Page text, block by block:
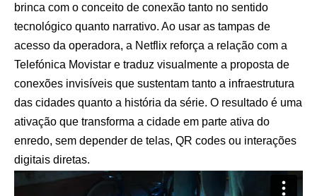
brinca com o conceito de conexão tanto no sentido
tecnológico quanto narrativo. Ao usar as tampas de
acesso da operadora, a Netflix reforça a relação com a
Telefónica Movistar e traduz visualmente a proposta de
conexões invisíveis que sustentam tanto a infraestrutura
das cidades quanto a história da série. O resultado é uma
ativação que transforma a cidade em parte ativa do
enredo, sem depender de telas, QR codes ou interações
digitais diretas.